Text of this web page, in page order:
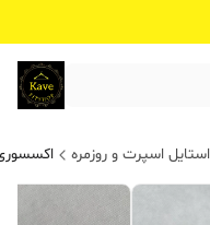
اسپرت و روزمره